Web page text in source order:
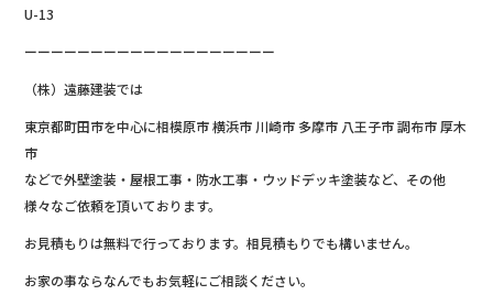
U-13
ーーーーーーーーーーーーーーーーーーー
（株）遠藤建装では
東京都町田市を中心に相模原市 横浜市 川崎市 多摩市 八王子市 調布市 厚木
市
などで外壁塗装・屋根工事・防水工事・ウッドデッキ塗装など、その他
様々なご依頼を頂いております。
お見積もりは無料で行っております。相見積もりでも構いません。
お家の事ならなんでもお気軽にご相談ください。